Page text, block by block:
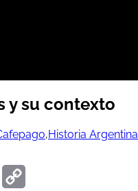
y su contexto
,Historia Argentina
Pinterest